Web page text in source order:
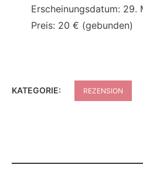
Erscheinungsdatum: 29.
Preis: 20 € (gebunden)
KATEGORIE: REZENSION